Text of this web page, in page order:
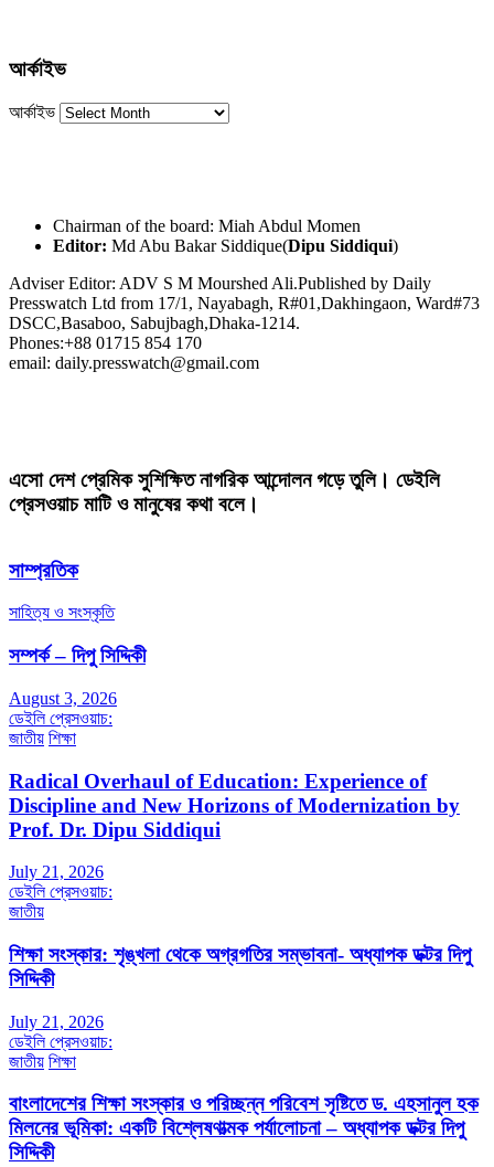
আর্কাইভ
আর্কাইভ
Chairman of the board: Miah Abdul Momen
Editor: Md Abu Bakar Siddique(Dipu Siddiqui)
Adviser Editor: ADV S M Mourshed Ali.Published by Daily
Presswatch Ltd from 17/1, Nayabagh, R#01,Dakhingaon, Ward#73
DSCC,Basaboo, Sabujbagh,Dhaka-1214.
Phones:+88 01715 854 170
email: daily.presswatch@gmail.com
এসো দেশ প্রেমিক সুশিক্ষিত নাগরিক আন্দোলন গড়ে তুলি। ডেইলি
প্রেসওয়াচ মাটি ও মানুষের কথা বলে।
সাম্প্রতিক
সাহিত্য ও সংস্কৃতি
সম্পর্ক – দিপু সিদ্দিকী
August 3, 2026
ডেইলি প্রেসওয়াচ:
জাতীয় শিক্ষা
Radical Overhaul of Education: Experience of
Discipline and New Horizons of Modernization by
Prof. Dr. Dipu Siddiqui
July 21, 2026
ডেইলি প্রেসওয়াচ:
জাতীয়
শিক্ষা সংস্কার: শৃঙ্খলা থেকে অগ্রগতির সম্ভাবনা- অধ্যাপক ডক্টর দিপু
সিদ্দিকী
July 21, 2026
ডেইলি প্রেসওয়াচ:
জাতীয় শিক্ষা
বাংলাদেশের শিক্ষা সংস্কার ও পরিচ্ছন্ন পরিবেশ সৃষ্টিতে ড. এহসানুল হক
মিলনের ভূমিকা: একটি বিশ্লেষণাত্মক পর্যালোচনা – অধ্যাপক ডক্টর দিপু
সিদ্দিকী